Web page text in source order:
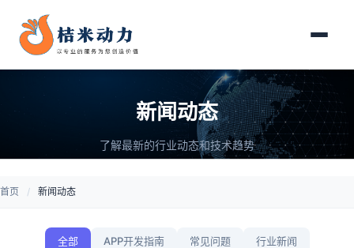
新闻动态
了解最新的行业动态和技术趋势
首页 / 新闻动态
全部 APP开发指南 常见问题 行业新闻